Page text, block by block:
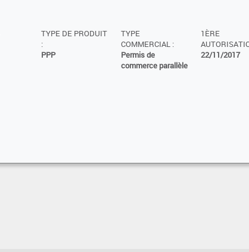
TYPE DE PRODUIT
:
PPP
TYPE
COMMERCIAL :
Permis de
commerce parallèle
1ÈRE
22/11/2017